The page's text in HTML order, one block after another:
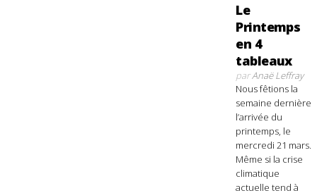
Le
Printemps
en 4
tableaux
parAnaë Leffray
Nous fêtions la
semaine dernière
l’arrivée du
printemps, le
mercredi 21 mars.
Même si la crise
climatique
actuelle tend à